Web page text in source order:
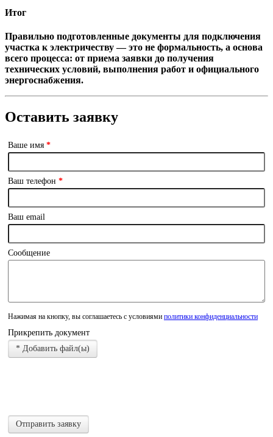
Итог
Правильно подготовленные документы для подключения
участка к электричеству — это не формальность, а основа
всего процесса: от приема заявки до получения
технических условий, выполнения работ и официального
энергоснабжения.
Оставить заявку
Ваше имя *
Ваш телефон *
Ваш email
Сообщение
Нажимая на кнопку, вы соглашаетесь с условиями политики конфиденциальности
Прикрепить документ
Добавить файл(ы)
Отправить заявку